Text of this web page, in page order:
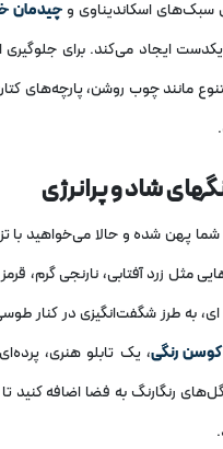
سبک‌های اسکاندیناوی وچیدمان
ایجاد می‌کند. برای جلوگیری
مانند چوب روشن، پارچه‌های
شاد و پرانرژی
پهن شده و حالا می‌خواهید با
مثل زرد آفتابی، نارنجی گرم، قرمز
به طرز شگفت‌انگیزی در کنار
کوسن رنگی، یک تابلو هنری،
رنگارنگ به فضا اضافه کنید تا